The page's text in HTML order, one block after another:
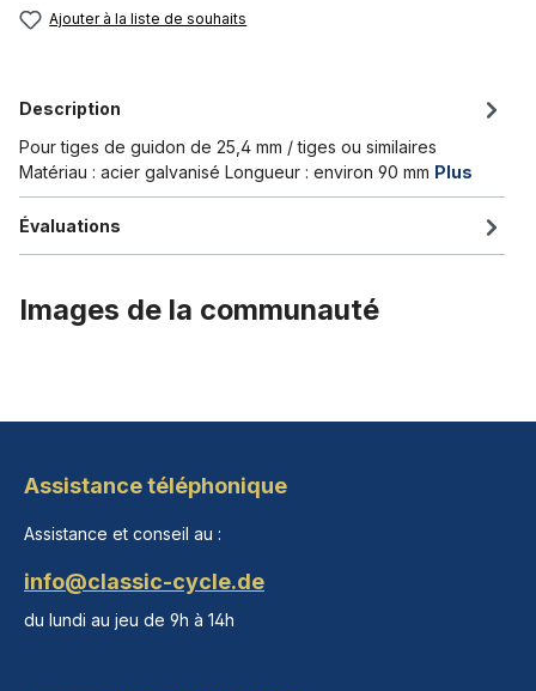
Ajouter à la liste de souhaits
Description
Pour tiges de guidon de 25,4 mm / tiges ou similaires
Matériau : acier galvanisé Longueur : environ 90 mm Plus
Évaluations
Images de la communauté
Assistance téléphonique
Assistance et conseil au :
info@classic-cycle.de
du lundi au jeu de 9h à 14h